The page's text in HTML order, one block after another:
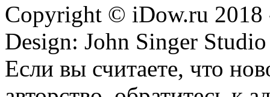
Copyright © iDow.ru 2018
Design: John Singer Studio
Если вы считаете, что